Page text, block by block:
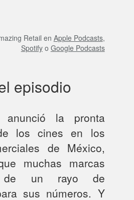
Retail en Apple Podcasts,
Spotifyo Google Podcasts
episodio
anunció la pronta
los cines en los
de México,
muchas marcas
de un rayo de
sus números. Y